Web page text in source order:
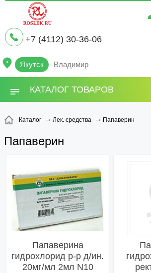
+7 (4112) 30-36-06
Якутск Владимир
КАТАЛОГ ТОВАРОВ
Каталог Лек. средства Папаверин
Папаверин
Папаверина
гидрохлорид р-р д/ин.
20мг/мл 2мл N10